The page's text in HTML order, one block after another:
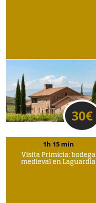
30€
1h 15 min
Visita Primicia: bodega
medieval en Laguardia